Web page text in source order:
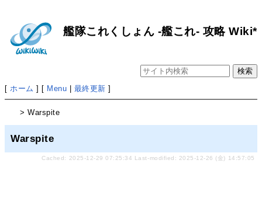
艦隊これくしょん -艦これ- 攻略 Wiki*
[ホーム ] [ Menu 最終更新 ]
> Warspite
Warspite
Cached: 2025-12-29 07:25:34 Last-modified: 2025-12-26 (金) 14:57:05